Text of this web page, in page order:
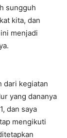
sungguh
kita, dan
menjadi
dari kegiatan
yang dananya
dan saya
mengikuti